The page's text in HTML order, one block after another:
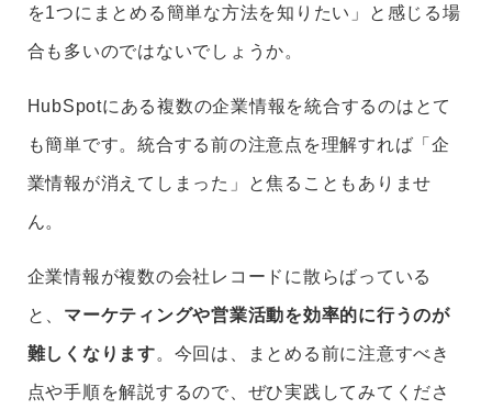
を1つにまとめる簡単な方法を知りたい」と感じる場
合も多いのではないでしょうか。
HubSpotにある複数の企業情報を統合するのはとて
も簡単です。統合する前の注意点を理解すれば「企
業情報が消えてしまった」と焦ることもありませ
ん。
企業情報が複数の会社レコードに散らばっている
と、 マーケティングや営業活動を効率的に行うのが
難しくなります。今回は、まとめる前に注意すべき
点や手順を解説するので、ぜひ実践してみてくださ